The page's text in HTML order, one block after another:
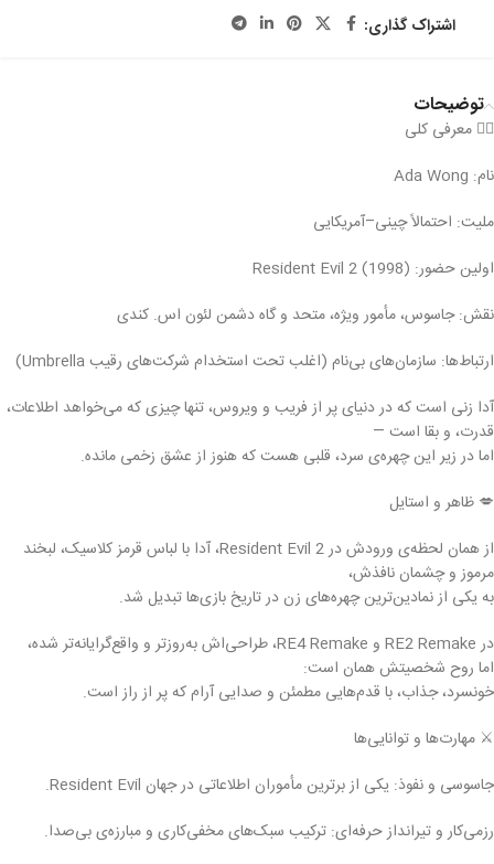
اشتراک گذاری:
توضیحات
🕵️‍♀️ معرفی کلی
نام: Ada Wong
ملیت: احتمالاً چینی–آمریکایی
اولین حضور: Resident Evil 2 (1998)
نقش: جاسوس، مأمور ویژه، متحد و گاه دشمن لئون اس. کندی
ارتباط‌ها: سازمان‌های بی‌نام (اغلب تحت استخدام شرکت‌های رقیب Umbrella)
آدا زنی است که در دنیای پر از فریب و ویروس، تنها چیزی که می‌خواهد اطلاعات،
قدرت، و بقا است —
اما در زیر این چهره‌ی سرد، قلبی هست که هنوز از عشق زخمی مانده.
💋 ظاهر و استایل
از همان لحظه‌ی ورودش در Resident Evil 2، آدا با لباس قرمز کلاسیک، لبخند
مرموز و چشمان نافذش،
به یکی از نمادین‌ترین چهره‌های زن در تاریخ بازی‌ها تبدیل شد.
در RE2 Remake و RE4 Remake، طراحی‌اش به‌روزتر و واقع‌گرایانه‌تر شده،
اما روح شخصیتش همان است:
خونسرد، جذاب، با قدم‌هایی مطمئن و صدایی آرام که پر از راز است.
⚔️ مهارت‌ها و توانایی‌ها
جاسوسی و نفوذ: یکی از برترین مأموران اطلاعاتی در جهان Resident Evil.
رزمی‌کار و تیرانداز حرفه‌ای: ترکیب سبک‌های مخفی‌کاری و مبارزه‌ی بی‌صدا.